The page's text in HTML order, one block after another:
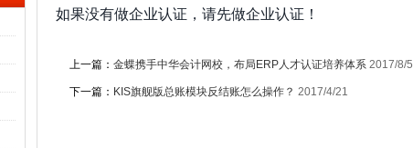
如果没有做企业认证，请先做企业认证！
上一篇： 金蝶携手中华会计网校，布局ERP人才认证培养体系 2017/8/5
下一篇： KIS旗舰版总账模块反结账怎么操作？ 2017/4/21